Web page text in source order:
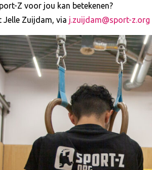
Z voor jou kan betekenen?
Jelle Zuijdam, via j.zuijdam@sport-z.org